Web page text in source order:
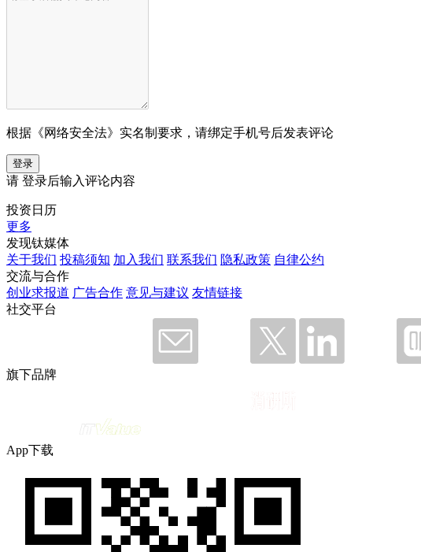
根据《网络安全法》实名制要求，请绑定手机号后发表评论
登录
请 登录后输入评论内容
投资日历
更多
发现钛媒体
关于我们 投稿须知 加入我们 联系我们 隐私政策 自律公约
交流与合作
创业求报道 广告合作 意见与建议 友情链接
社交平台
旗下品牌
App下载